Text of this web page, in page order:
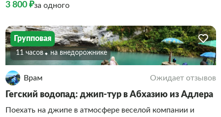
3 800 ₽за одного
Групповая
11 часов На внедорожнике
Врам Ожидает отзывов
Гегский водопад: джип-тур в Абхазию из Адлера
Поехать на джипе в атмосфере веселой компании и